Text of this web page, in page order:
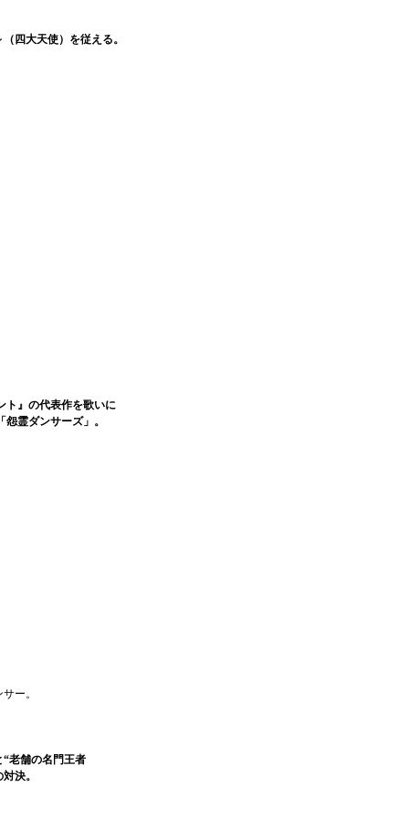
四大天使）を従える。
ト』の代表作を歌いに
霊ダンサーズ」。
ー。
“老舗の名門王者
決。